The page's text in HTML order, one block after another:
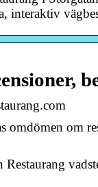
interaktiv
omdömen om